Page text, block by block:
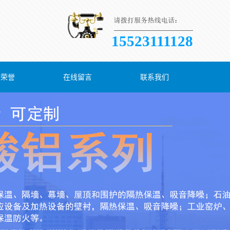
15523111128
誉 在线留言 联系我们